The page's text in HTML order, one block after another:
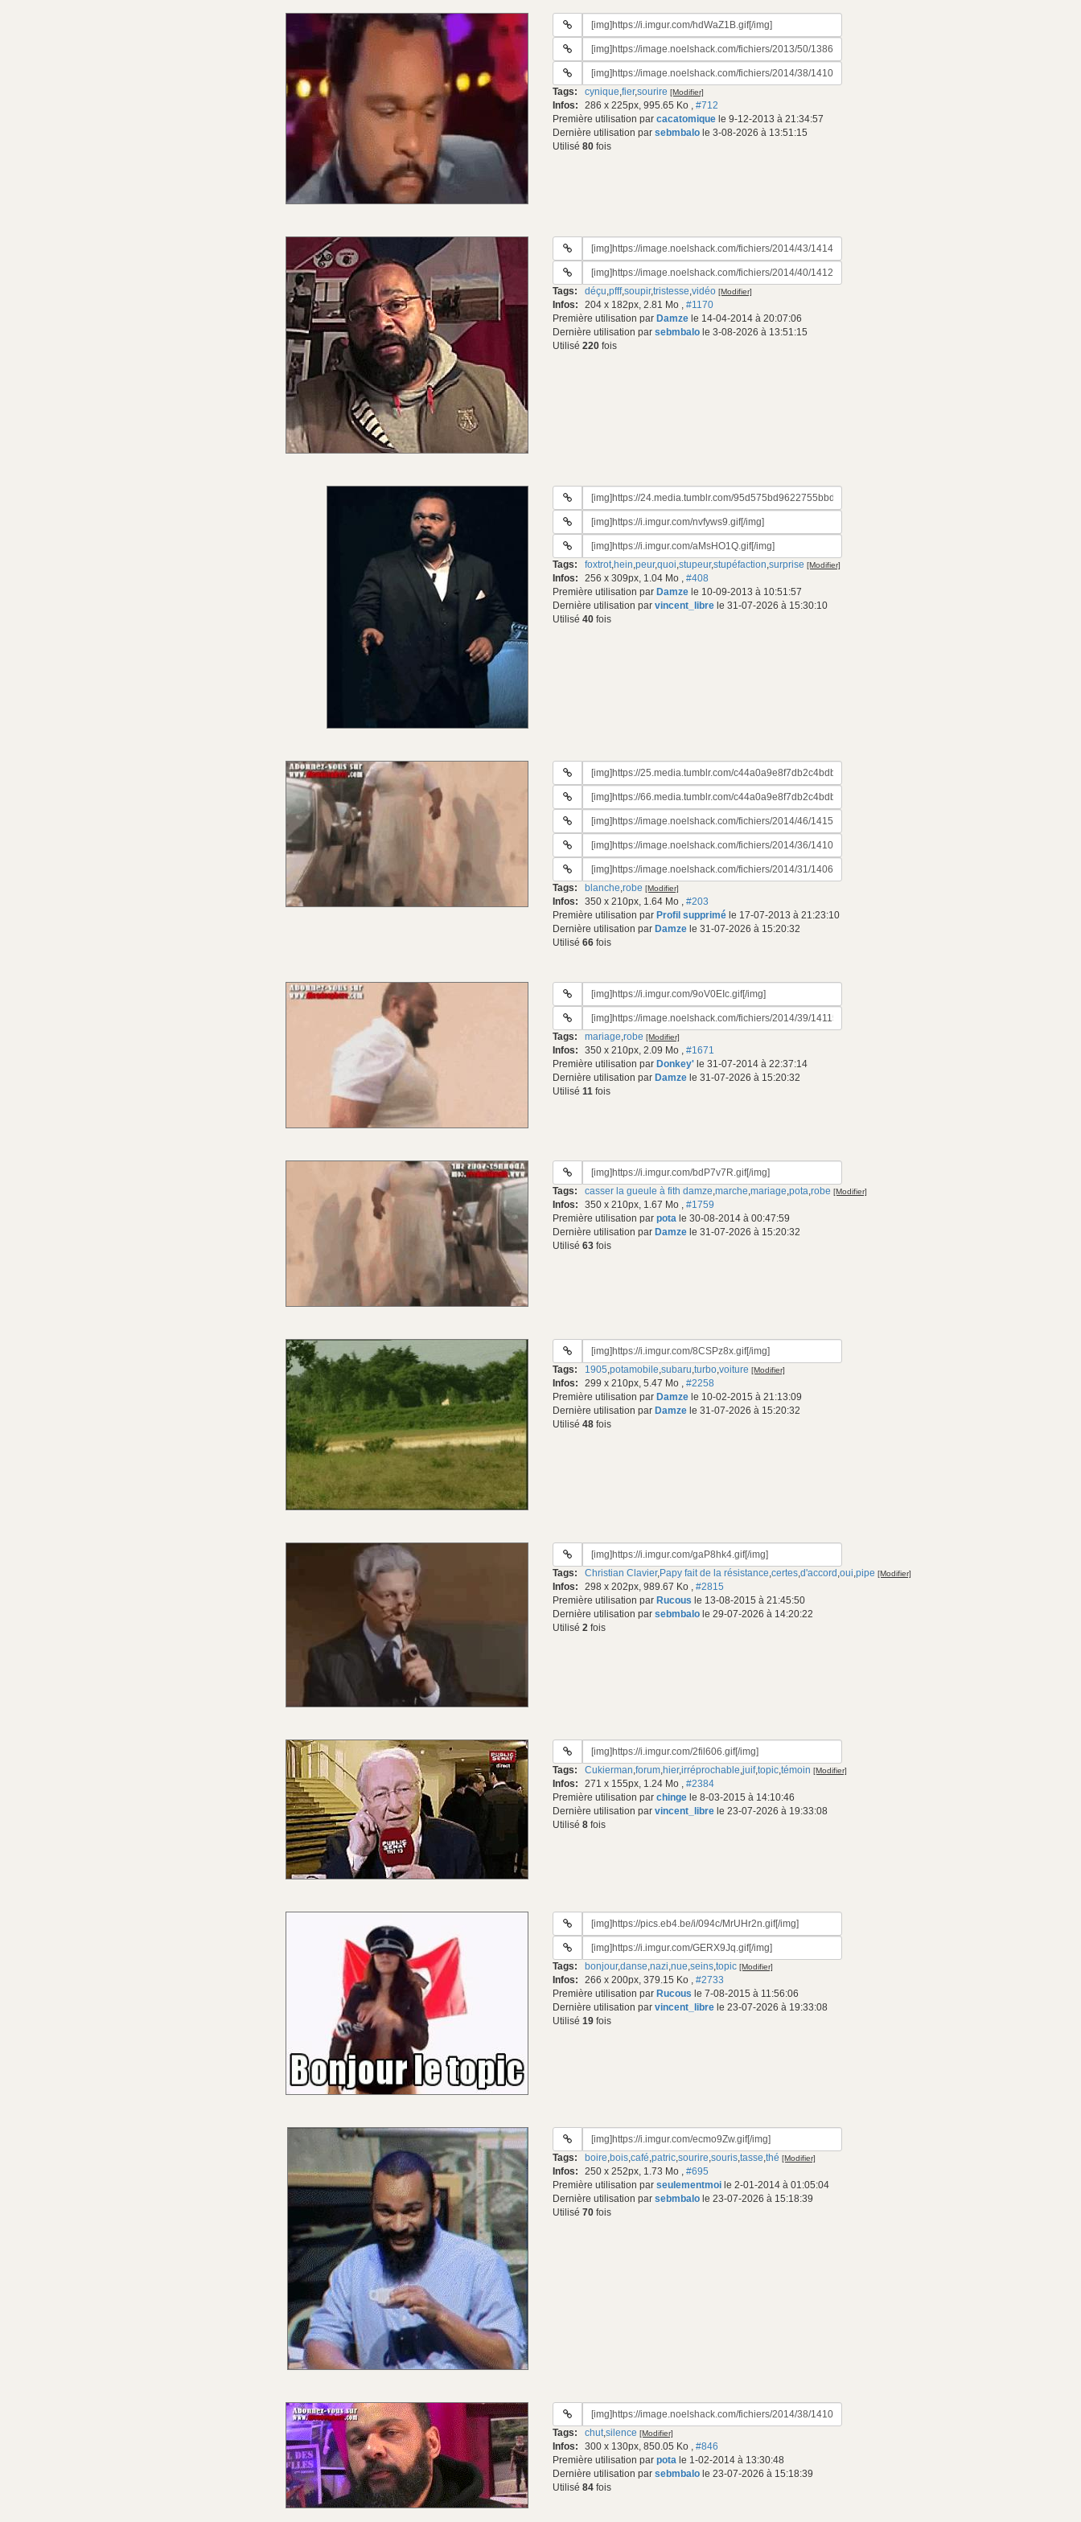
URL
gif:
URL
gif:
URL
du
gif:
Tags: cynique,fier,sourire [Modifier]
Infos: 286 x 225px, 995.65 Ko , #712
Première utilisation par cacatomique le 9-12-2013 à 21:34:57
Dernière utilisation par sebmbalo le 3-08-2026 à 13:51:15
Utilisé 80 fois
URL
gif:
URL
du
gif:
Tags: déçu,pfff,soupir,tristesse,vidéo [Modifier]
Infos: 204 x 182px, 2.81 Mo , #1170
Première utilisation par Damze le 14-04-2014 à 20:07:06
Dernière utilisation par sebmbalo le 3-08-2026 à 13:51:15
Utilisé 220 fois
URL
gif:
URL
gif:
URL
du
gif:
Tags: foxtrot,hein,peur,quoi,stupeur,stupéfaction,surprise [Modifier]
Infos: 256 x 309px, 1.04 Mo , #408
Première utilisation par Damze le 10-09-2013 à 10:51:57
Dernière utilisation par vincent_libre le 31-07-2026 à 15:30:10
Utilisé 40 fois
URL
gif:
URL
gif:
URL
gif:
URL
gif:
URL
du
gif:
Tags: blanche,robe [Modifier]
Infos: 350 x 210px, 1.64 Mo , #203
Première utilisation par Profil supprimé le 17-07-2013 à 21:23:10
Dernière utilisation par Damze le 31-07-2026 à 15:20:32
Utilisé 66 fois
URL
gif:
URL
du
gif:
Tags: mariage,robe [Modifier]
Infos: 350 x 210px, 2.09 Mo , #1671
Première utilisation par Donkey' le 31-07-2014 à 22:37:14
Dernière utilisation par Damze le 31-07-2026 à 15:20:32
Utilisé 11 fois
URL
gif:
Tags: casser la gueule à fith damze,marche,mariage,pota,robe [Modifier]
Infos: 350 x 210px, 1.67 Mo , #1759
Première utilisation par pota le 30-08-2014 à 00:47:59
Dernière utilisation par Damze le 31-07-2026 à 15:20:32
Utilisé 63 fois
URL
gif:
Tags: 1905,potamobile,subaru,turbo,voiture [Modifier]
Infos: 299 x 210px, 5.47 Mo , #2258
Première utilisation par Damze le 10-02-2015 à 21:13:09
Dernière utilisation par Damze le 31-07-2026 à 15:20:32
Utilisé 48 fois
URL
gif:
Tags: Christian Clavier,Papy fait de la résistance,certes,d'accord ,oui,pipe [Modifier]
Infos: 298 x 202px, 989.67 Ko , #2815
Première utilisation par Rucous le 13-08-2015 à 21:45:50
Dernière utilisation par sebmbalo le 29-07-2026 à 14:20:22
Utilisé 2 fois
URL
gif:
Tags: Cukierman,forum,hier,irréprochable,juif,topic,témoin [Modifier]
Infos: 271 x 155px, 1.24 Mo , #2384
Première utilisation par chinge le 8-03-2015 à 14:10:46
Dernière utilisation par vincent_libre le 23-07-2026 à 19:33:08
Utilisé 8 fois
URL
gif:
URL
du
gif:
Tags: bonjour,danse,nazi,nue,seins,topic [Modifier]
Infos: 266 x 200px, 379.15 Ko , #2733
Première utilisation par Rucous le 7-08-2015 à 11:56:06
Dernière utilisation par vincent_libre le 23-07-2026 à 19:33:08
Utilisé 19 fois
URL
gif:
Tags: boire,bois,café,patric,sourire,souris,tasse,thé [Modifier]
Infos: 250 x 252px, 1.73 Mo , #695
Première utilisation par seulementmoi le 2-01-2014 à 01:05:04
Dernière utilisation par sebmbalo le 23-07-2026 à 15:18:39
Utilisé 70 fois
URL
gif:
Tags: chut,silence [Modifier]
Infos: 300 x 130px, 850.05 Ko , #846
Première utilisation par pota le 1-02-2014 à 13:30:48
Dernière utilisation par sebmbalo le 23-07-2026 à 15:18:39
Utilisé 84 fois